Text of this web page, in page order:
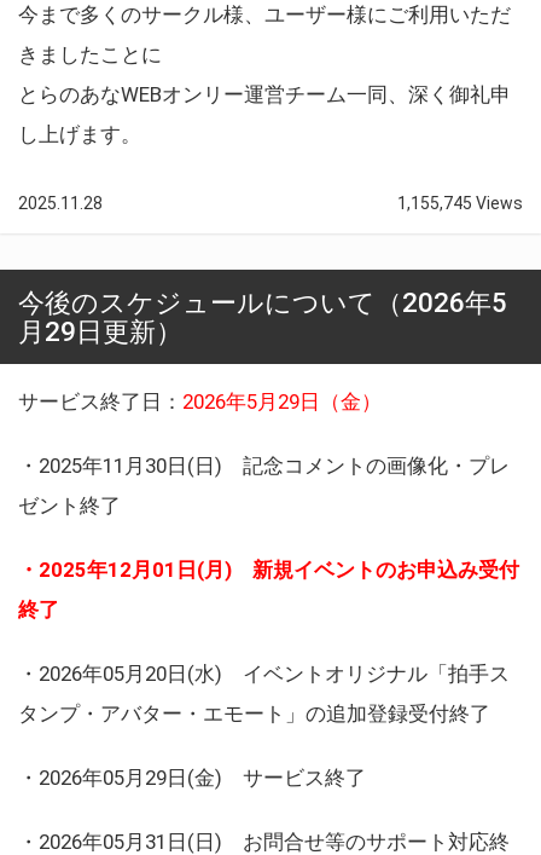
今まで多くのサークル様、ユーザー様にご利用いただ
きましたことに
とらのあなWEBオンリー運営チーム一同、深く御礼申
し上げます。
2025.11.28 1,155,745 Views
今後のスケジュールについて（2026年5
月29日更新）
サービス終了日： 2026年5月29日（金）
・2025年11月30日(日) 記念コメントの画像化・プレ
ゼント終了
・2025年12月01日(月) 新規イベントのお申込み受付
終了
・2026年05月20日(水) イベントオリジナル「拍手ス
タンプ・アバター・エモート」の追加登録受付終了
・2026年05月29日(金) サービス終了
・2026年05月31日(日) お問合せ等のサポート対応終